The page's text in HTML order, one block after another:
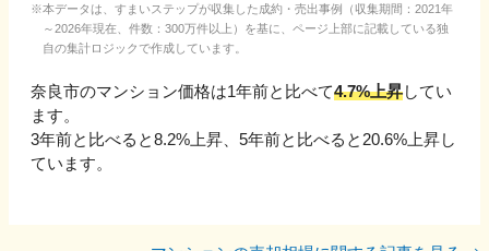
本データは、すまいステップが収集した成約・売出事例（収集期間：2021年
～2026年現在、件数：300万件以上）を基に、ページ上部に記載している独
自の集計ロジックで作成しています。
奈良市のマンション価格は1年前と比べて4.7%上昇してい
ます。
3年前と比べると8.2%上昇 5年前と比べると 20.6%上昇し
ています。